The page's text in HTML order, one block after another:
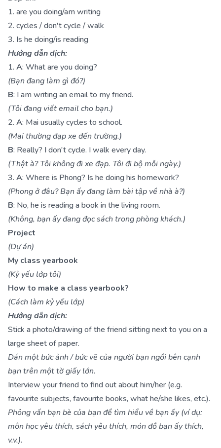
1. are you doing/am writing
2. cycles / don't cycle / walk
3. Is he doing/is reading
Hướng dẫn dịch:
1. A: What are you doing?
(Bạn đang làm gì đó?)
B: I am writing an email to my friend.
(Tôi đang viết email cho bạn.)
2. A: Mai usually cycles to school.
(Mai thường đạp xe đến trường.)
B: Really? I don't cycle. I walk every day.
(Thật à? Tôi không đi xe đạp. Tôi đi bộ mỗi ngày.)
3. A: Where is Phong? Is he doing his homework?
(Phong ở đâu? Bạn ấy đang làm bài tập về nhà à?)
B: No, he is reading a book in the living room.
(Không, bạn ấy đang đọc sách trong phòng khách.)
Project
(Dự án)
My class yearbook
(Kỷ yếu lớp tôi)
How to make a class yearbook?
(Cách làm kỷ yếu lớp)
Hướng dẫn dịch:
Stick a photo/drawing of the friend sitting next to you on a
large sheet of paper.
Dán một bức ảnh / bức vẽ của người bạn ngồi bên cạnh
bạn trên một tờ giấy lớn.
Interview your friend to find out about him/her (e.g.
favourite subjects, favourite books, what he/she likes, etc.).
Phỏng vấn bạn bè của bạn để tìm hiểu về bạn ấy (ví dụ:
môn học yêu thích, sách yêu thích, món đồ bạn ấy thích,
v.v.).